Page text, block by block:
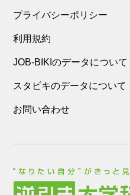
プライバシーポリシー
利用規約
JOB-BIKIのデータについて
スタビキのデータについて
お問い合わせ